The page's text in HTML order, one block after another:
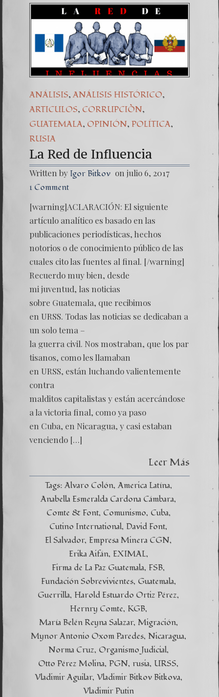
ANÁLISIS, ANÁLISIS HISTÓRICO,
ARTICULOS, CORRUPCIÒN,
GUATEMALA, OPINIÓN, POLÍTICA,
RUSIA
La Red de Influencia
Written by Igor Bitkov on julio 6, 2017
1 Comment
[warning]ACLARACIÓN: El siguiente
artículo analítico es basado en las
publicaciones periodísticas, hechos
notorios o de conocimiento público de las
cuales cito las fuentes al final. [/warning]
Recuerdo muy bien, desde
mi juventud, las noticias
sobre Guatemala, que recibimos
en URSS. Todas las noticias se dedicaban a
un solo tema –
la guerra civil. Nos mostraban, que los par
tisanos, como les llamaban
en URSS, están luchando valientemente
contra
malditos capitalistas y están acercándose
a la victoria final, como ya paso
en Cuba, en Nicaragua, y casi estaban
venciendo […]
Leer Más
Tags: Alvaro Colón America Latína
Anabella Esmeralda Cardona Cámbara
Comte & Font Comunismo Cuba
Cutino International David Font
El Salvador Empresa Minera CGN
Erika Aifán EXIMAL
Firma de La Paz Guatemala FSB
Fundación Sobrevivientes Guatemala
Guerrilla Harold Estuardo Ortiz Pérez
Hernry Comte KGB
María Belén Reyna Salazar Migración
Mynor Antonio Oxom Paredes Nicaragua
Norma Cruz Organismo Judicial
Otto Pérez Molina PGN rusia URSS
Vladimir Aguilar Vladimir Bitkov Bitkova
Vladimir Putin